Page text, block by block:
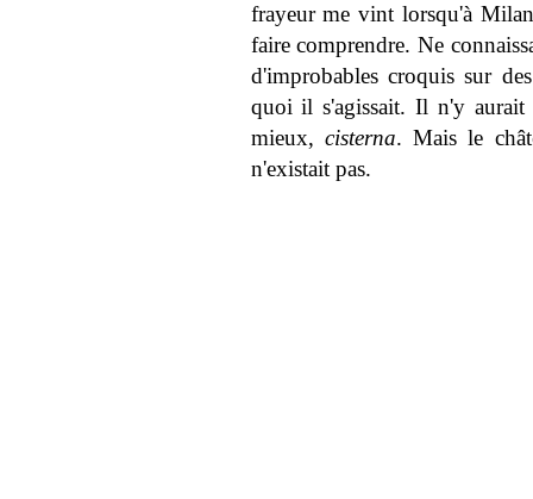
frayeur me vint lorsqu'à
faire comprendre. Ne
d'improbables croquis sur
quoi il s'agissait. Il n'y aurait
mieux, cisterna. Mais le
n'existait pas.